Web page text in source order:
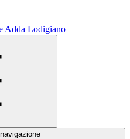
Adda Lodigiano